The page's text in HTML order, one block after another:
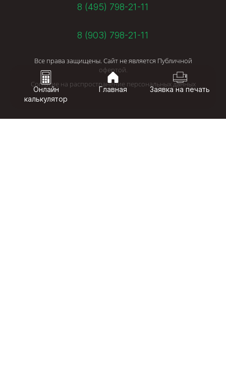
Онлайн
калькулятор
Главная Заявка на печать
8 (495) 798-21-11
8 (903) 798-21-11
Все права защищены. Сайт не является Публичной
офертой.
Согласие на распространение персональных данных